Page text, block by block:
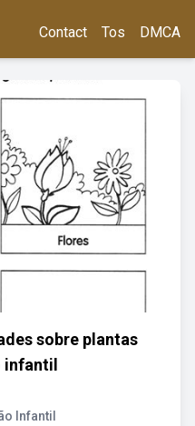
Contact Tos DMCA
sobre plantas
infantil
Infantil